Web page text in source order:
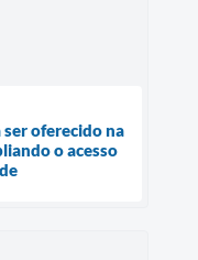
oferecido na
o acesso